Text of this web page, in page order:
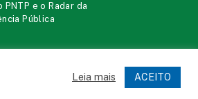
PNTP e o Radar da
Pública
Leia mais ACEITO